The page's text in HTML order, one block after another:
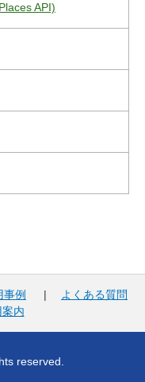
API)
事例 |
よくある質問
内
reserved.